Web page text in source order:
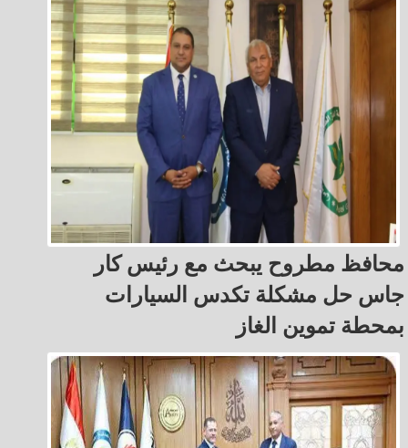
محافظ مطروح يبحث مع رئيس كار
جاس حل مشكلة تكدس السيارات
بمحطة تموين الغاز